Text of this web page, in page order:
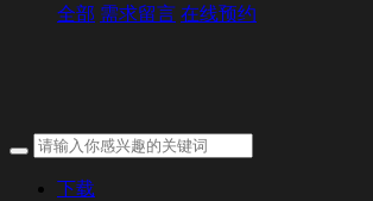
全部 需求留言 在线预约
下载